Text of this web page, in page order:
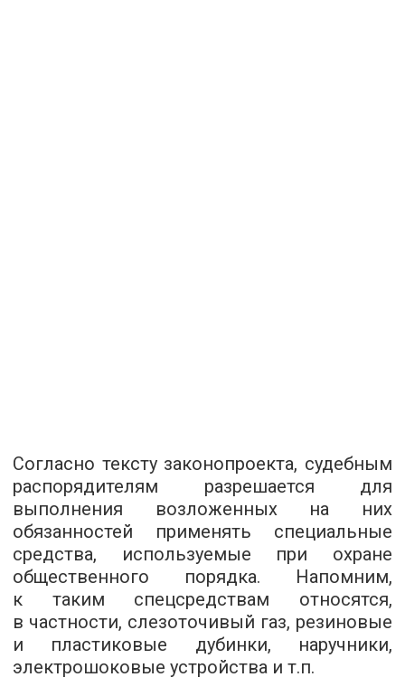
Согласно тексту законопроекта, судебным
распорядителям разрешается для
выполнения возложенных на них
обязанностей применять специальные
средства, используемые при охране
общественного порядка. Напомним,
к таким спецсредствам относятся,
в частности, слезоточивый газ, резиновые
и пластиковые дубинки, наручники,
электрошоковые устройства и т.п.